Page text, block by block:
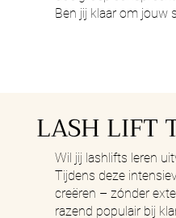
Ben jij klaar om jouw
LASH LIFT
Wil jij lashlifts leren
Tijdens deze
creëren – zónder
razend populair bij